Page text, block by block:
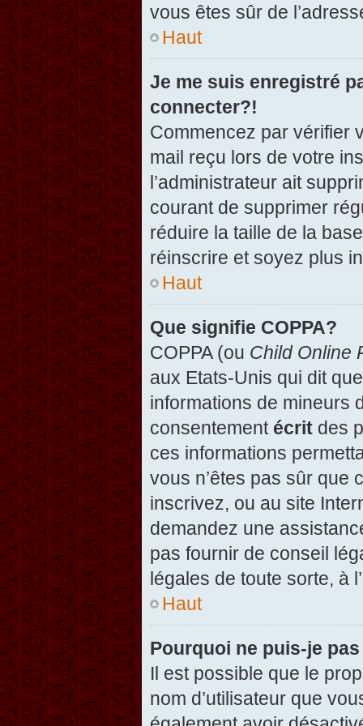
vous êtes sûr de
Haut
Je me suis enregistré
connecter?!
Commencez par vérifier
mail reçu lors de votre
l’administrateur ait
courant de supprimer
réduire la taille de la
réinscrire et soyez plus
Haut
Que signifie COPPA?
COPPA (ou Child Online
aux Etats-Unis qui dit
informations de mineurs
consentement écrit des
ces informations
vous n’êtes pas sûr que
inscrivez, ou au site
demandez une
pas fournir de conseil
légales de toute sorte, à
Haut
Pourquoi ne puis-je
Il est possible que le
nom d’utilisateur que